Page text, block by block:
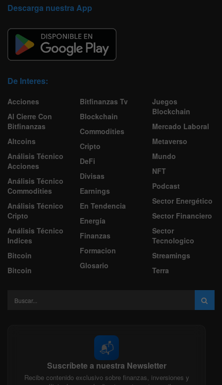
Descarga nuestra App
De Interes:
Acciones
Al Cierre Con
Bitfinanzas
Altcoins
Análisis Técnico
Acciones
Análisis Técnico
Commodities
Análisis Técnico
Cripto
Análisis Técnico
Indices
Bitcoin
Bitcoin
Bitfinanzas Tv
Blockchain
Commodities
Cripto
DeFi
Divisas
Earnings
En Tendencia
Energía
Finanzas
Formacion
Glosario
Juegos
Blockchain
Mercado Laboral
Metaverso
Mundo
NFT
Podcast
Sector Energético
Sector Financiero
Sector
Tecnologico
Streamings
Terra
📬
Suscríbete a nuestra Newsletter
Recibe contenido exclusivo sobre finanzas, inversiones y